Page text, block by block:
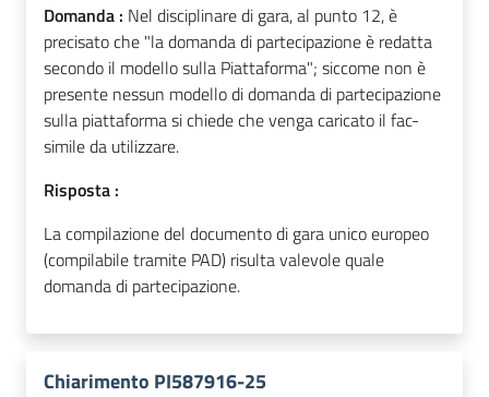
Domanda : Nel disciplinare di gara, al punto 12, è
precisato che "la domanda di partecipazione è redatta
secondo il modello sulla Piattaforma"; siccome non è
presente nessun modello di domanda di partecipazione
sulla piattaforma si chiede che venga caricato il fac-
simile da utilizzare.
Risposta :
La compilazione del documento di gara unico europeo
(compilabile tramite PAD) risulta valevole quale
domanda di partecipazione.
Chiarimento PI587916-25